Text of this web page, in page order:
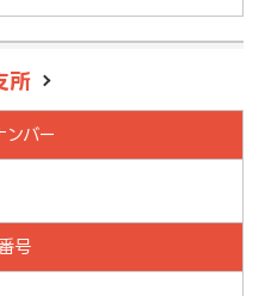
所
ンバー
号